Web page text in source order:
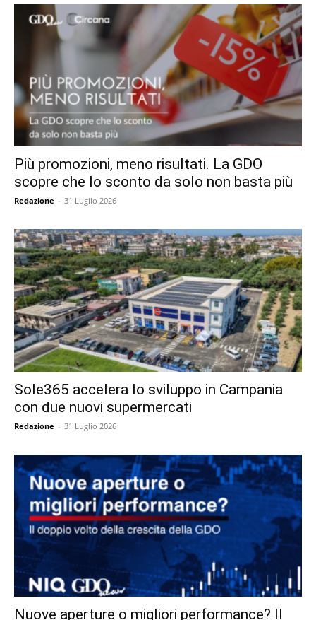
Più promozioni, meno risultati. La GDO
scopre che lo sconto da solo non basta più
Redazione - 31 Luglio 2026
Sole365 accelera lo sviluppo in Campania
con due nuovi supermercati
Redazione - 31 Luglio 2026
Nuove aperture o migliori performance? Il